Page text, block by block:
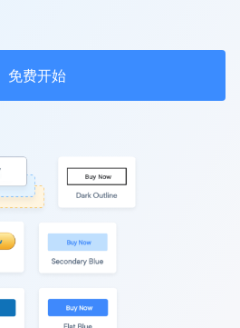
免费开始